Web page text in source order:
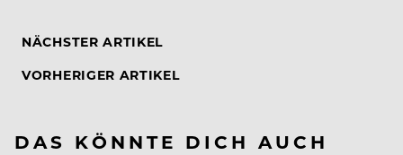
NÄCHSTER ARTIKEL
VORHERIGER ARTIKEL
DAS KÖNNTE DICH AUCH